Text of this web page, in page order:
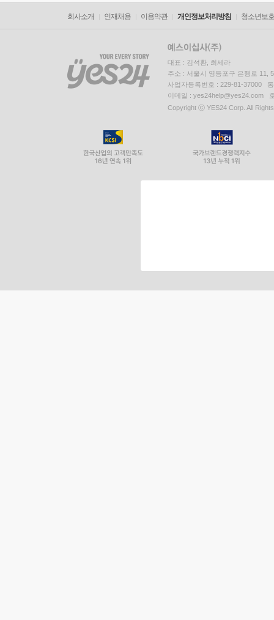
회사소개 인재채용 이용약관 개인정보처리방침 청소년보
대표 : 김석환, 최세라
주소 : 서울시 영등포구 은행로 11,
사업자등록번호 : 229-81-37000
이메일 : yes24help@yes24.com
Copyright ⓒ YES24 Corp. All